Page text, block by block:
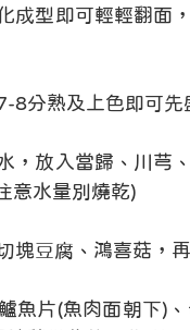
成型即可輕輕翻面
8分熟及上色即可先
，放入當歸、川芎
意水量別燒乾)
塊豆腐、鴻喜菇，
魚片(魚肉面朝下)